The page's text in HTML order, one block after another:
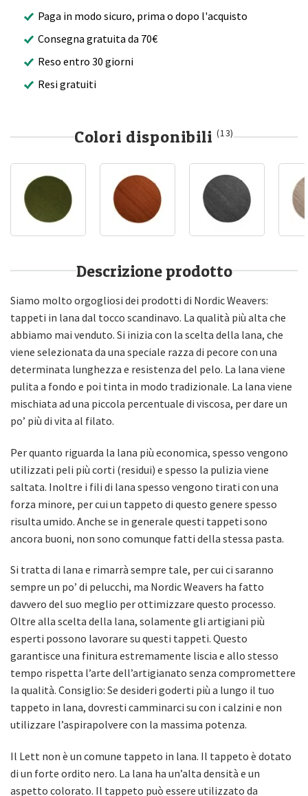
Paga in modo sicuro, prima o dopo l'acquisto
Consegna gratuita da 70€
Reso entro 30 giorni
Resi gratuiti
Colori disponibili (13)
Descrizione prodotto
Siamo molto orgogliosi dei prodotti di Nordic Weavers:
tappeti in lana dal tocco scandinavo. La qualità più alta che
abbiamo mai venduto. Si inizia con la scelta della lana, che
viene selezionata da una speciale razza di pecore con una
determinata lunghezza e resistenza del pelo. La lana viene
pulita a fondo e poi tinta in modo tradizionale. La lana viene
mischiata ad una piccola percentuale di viscosa, per dare un
po’ più di vita al filato.
Per quanto riguarda la lana più economica, spesso vengono
utilizzati peli più corti (residui) e spesso la pulizia viene
saltata. Inoltre i fili di lana spesso vengono tirati con una
forza minore, per cui un tappeto di questo genere spesso
risulta umido. Anche se in generale questi tappeti sono
ancora buoni, non sono comunque fatti della stessa pasta.
Si tratta di lana e rimarrà sempre tale, per cui ci saranno
sempre un po’ di pelucchi, ma Nordic Weavers ha fatto
davvero del suo meglio per ottimizzare questo processo.
Oltre alla scelta della lana, solamente gli artigiani più
esperti possono lavorare su questi tappeti. Questo
garantisce una finitura estremamente liscia e allo stesso
tempo rispetta l’arte dell’artigianato senza compromettere
la qualità. Consiglio: Se desideri goderti più a lungo il tuo
tappeto in lana, dovresti camminarci su con i calzini e non
utilizzare l’aspirapolvere con la massima potenza.
Il Lett non è un comune tappeto in lana. Il tappeto è dotato
di un forte ordito nero. La lana ha un’alta densità e un
aspetto colorato. Il tappeto può essere utilizzato da